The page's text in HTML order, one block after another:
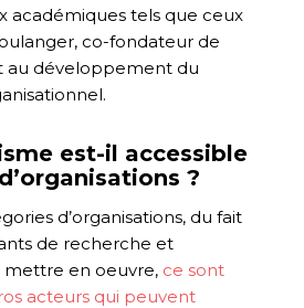
académiques tels que ceux
co-fondateur de
au développement du
est-il accessible
?
d’organisations, du fait
de recherche et
en oeuvre, ce sont
acteurs qui peuvent